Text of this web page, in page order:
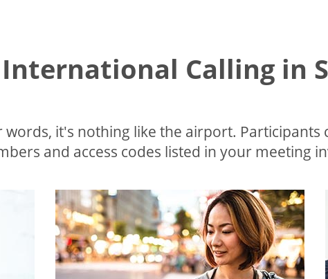
International Calling in
words, it's nothing like the airport. Participants
and access codes listed in your meeting